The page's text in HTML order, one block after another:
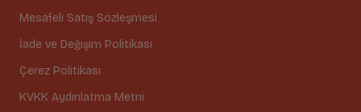
Mesafeli Satış Sözleşmesi
İade ve Değişim Politikası
Çerez Politikası
KVKK Aydınlatma Metni